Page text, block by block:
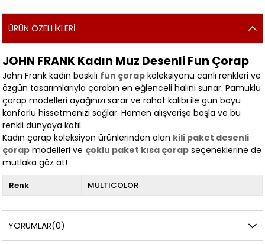
ÜRÜN ÖZELLIKLERI
JOHN FRANK Kadın Muz Desenli Fun Çorap
John Frank kadın baskılı fun çorap koleksiyonu canlı renkleri ve
özgün tasarımlarıyla çorabın en eğlenceli halini sunar. Pamuklu
çorap modelleri ayağınızı sarar ve rahat kalıbı ile gün boyu
konforlu hissetmenizi sağlar. Hemen alışverişe başla ve bu
renkli dünyaya katıl.
Kadın çorap koleksiyon ürünlerinden olan kili paket desenli
çorap modelleri ve çoklu paket kısa çorap seçeneklerine de
mutlaka göz at!
Renk MULTICOLOR
YORUMLAR(0)